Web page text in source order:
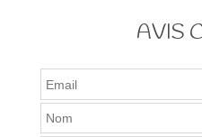
AVIS